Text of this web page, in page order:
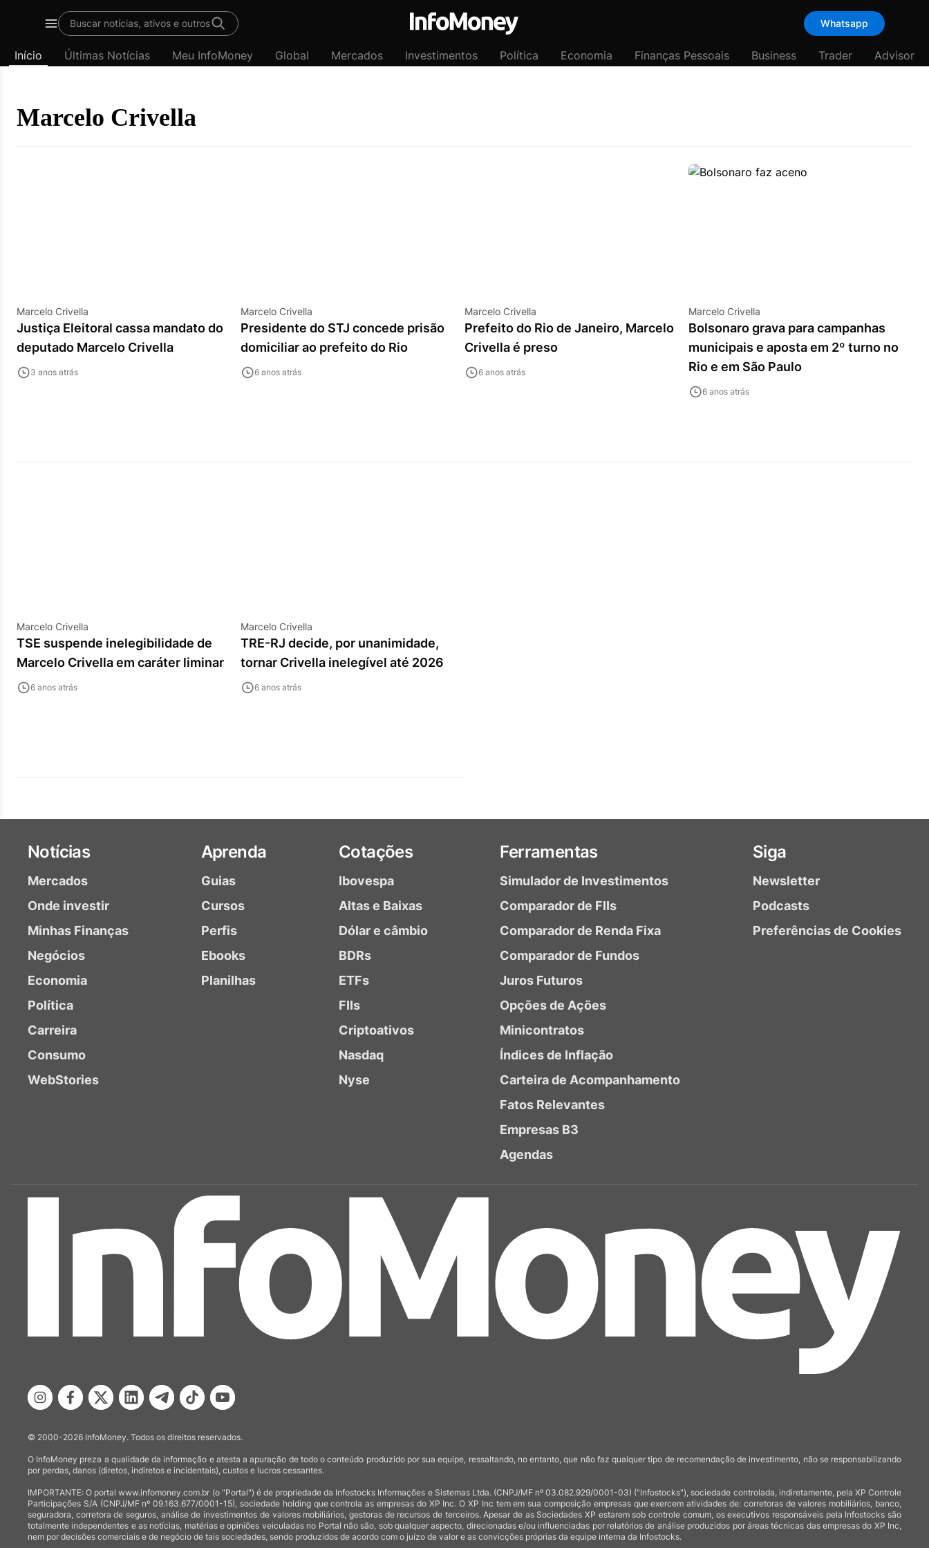
Últimas
InfoMoney
Menu
Buscar notícias, ativos e outros Whatsapp
Início Últimas Notícias Meu InfoMoney Global Mercados Investimentos Política Economia Finanças Pessoais Business Trader Advisor
Marcelo Crivella
Marcelo Crivella
Justiça Eleitoral cassa mandato do
deputado Marcelo Crivella
3 anos atrás
Marcelo Crivella
Presidente do STJ concede prisão
domiciliar ao prefeito do Rio
6 anos atrás
Marcelo Crivella
Prefeito do Rio de Janeiro, Marcelo
Crivella é preso
6 anos atrás
Marcelo Crivella
Bolsonaro grava para campanhas
municipais e aposta em 2º turno no
Rio e em São Paulo
6 anos atrás
Marcelo Crivella
TSE suspende inelegibilidade de
Marcelo Crivella em caráter liminar
6 anos atrás
Marcelo Crivella
TRE-RJ decide, por unanimidade,
tornar Crivella inelegível até 2026
6 anos atrás
Notícias
Mercados
Onde investir
Minhas Finanças
Negócios
Economia
Política
Carreira
Consumo
WebStories
Aprenda
Guias
Cursos
Perfis
Ebooks
Planilhas
Cotações
Ibovespa
Altas e Baixas
Dólar e câmbio
BDRs
ETFs
FIIs
Criptoativos
Nasdaq
Nyse
Ferramentas
Simulador de Investimentos
Comparador de FIIs
Comparador de Renda Fixa
Comparador de Fundos
Juros Futuros
Opções de Ações
Minicontratos
Índices de Inflação
Carteira de Acompanhamento
Fatos Relevantes
Empresas B3
Agendas
Siga
Newsletter
Podcasts
Preferências de Cookies
© 2000-2026 InfoMoney. Todos os direitos reservados.
O InfoMoney preza a qualidade da informação e atesta a apuração de todo o conteúdo produzido por sua equipe, ressaltando, no entanto, que não faz qualquer tipo de recomendação de investimento, não se responsabilizando
por perdas, danos (diretos, indiretos e incidentais), custos e lucros cessantes.
IMPORTANTE: O portal www.infomoney.com.br (o "Portal") é de propriedade da Infostocks Informações e Sistemas Ltda. (CNPJ/MF nº 03.082.929/0001-03) ("Infostocks"), sociedade controlada, indiretamente, pela XP Controle
Participações S/A (CNPJ/MF nº 09.163.677/0001-15), sociedade holding que controla as empresas do XP Inc. O XP Inc tem em sua composição empresas que exercem atividades de: corretoras de valores mobiliários, banco,
seguradora, corretora de seguros, análise de investimentos de valores mobiliários, gestoras de recursos de terceiros. Apesar de as Sociedades XP estarem sob controle comum, os executivos responsáveis pela Infostocks são
totalmente independentes e as notícias, matérias e opiniões veiculadas no Portal não são, sob qualquer aspecto, direcionadas e/ou influenciadas por relatórios de análise produzidos por áreas técnicas das empresas do XP Inc,
nem por decisões comerciais e de negócio de tais sociedades, sendo produzidos de acordo com o juízo de valor e as convicções próprias da equipe interna da Infostocks.